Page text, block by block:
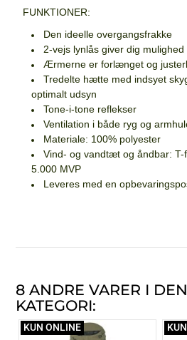
FUNKTIONER:
Den ideelle overgangsfrakke
2-vejs lynlås giver dig
Ærmerne er forlænget og
Tredelte hætte med indsyet
optimalt udsyn
Tone-i-tone reflekser
Ventilation i både ryg og
Materiale: 100% polyester
Vind- og vandtæt og åndbar:
5.000 MVP
Leveres med en
8 ANDRE VARER I
KATEGORI:
KUN ONLINE